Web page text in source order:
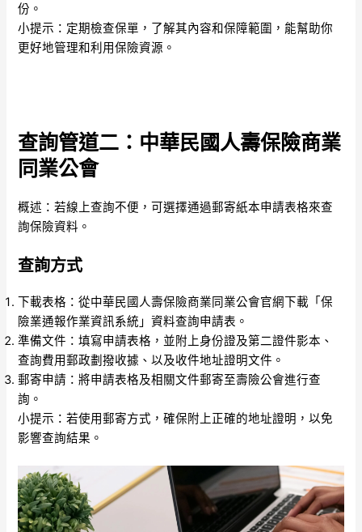
份。
小提示：定期檢查保單，了解其內容和保障範圍，能幫助你
更好地管理和利用保險資源。
查詢管道二：中華民國人壽保險商業
同業公會
概述：若線上查詢不便，可選擇通過郵寄紙本申請表格來查
詢保險資料。
查詢方式
下載表格：從中華民國人壽保險商業同業公會官網下載「保
險業通報作業資訊系統」資料查詢申請表。
準備文件：填寫申請表格，並附上身份證及第二證件影本、
查詢費用郵政劃撥收據、以及收件地址證明文件。
郵寄申請：將申請表格及相關文件郵寄至壽險公會進行查
詢。
小提示：若使用郵寄方式，確保附上正確的地址證明，以免
影響查詢結果。